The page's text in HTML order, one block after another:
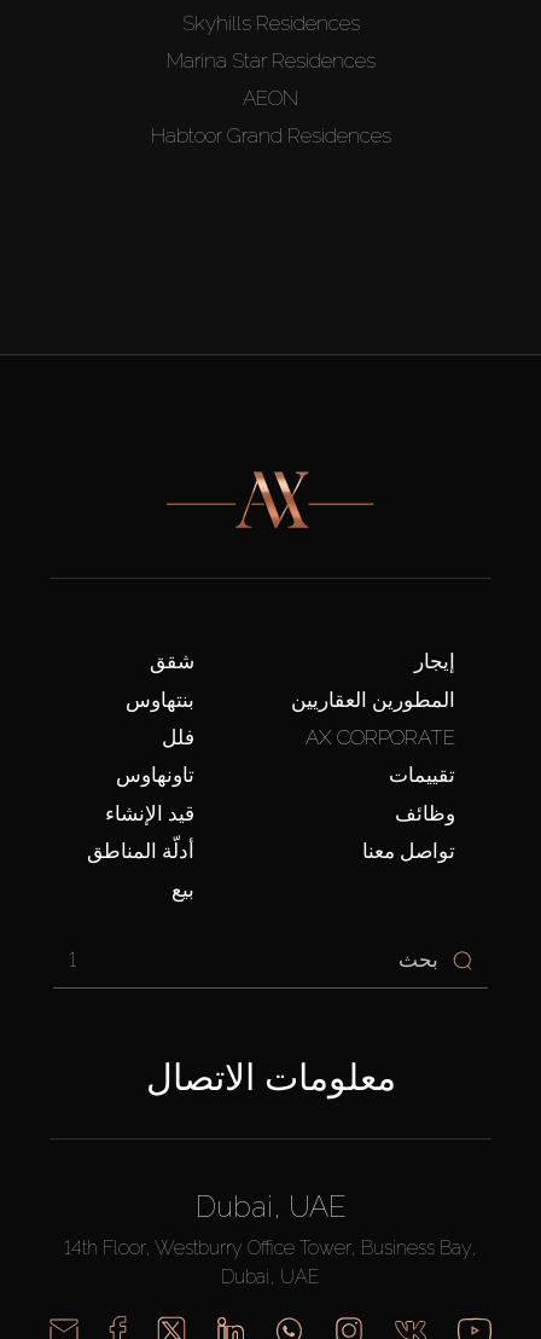
Skyhills Residences
Marina Star Residences
AEON
Habtoor Grand Residences
شقق
بنتهاوس
فلل
تاونهاوس
قيد الإنشاء
أدلّة المناطق
بيع
إيجار
المطورين العقاريين
AX CORPORATE
تقييمات
وظائف
تواصل معنا
1
معلومات الاتصال
Dubai, UAE
14th Floor, Westburry Office Tower, Business Bay,
Dubai, UAE